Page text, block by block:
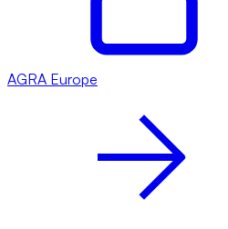
AGRA Europe